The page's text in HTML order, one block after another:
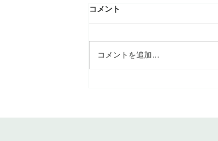
鉢を選んで多肉植物ワーク
こんなかわいい🩷鉢に多肉植物を
す。 12月12日／1日限り
コメント
コメントを追加…